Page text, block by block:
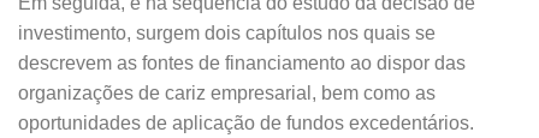
investimento, surgem dois capítulos nos quais se
descrevem as fontes de financiamento ao dispor das
organizações de cariz empresarial, bem como as
oportunidades de aplicação de fundos excedentários.